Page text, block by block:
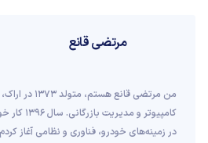
مرتضی قانع
من مرتضی قانع
کامپیوتر و
در زمینه‌های خودرو، فناوری و نظامی آغاز